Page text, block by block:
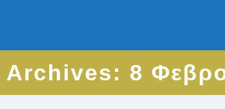
Archives: 8